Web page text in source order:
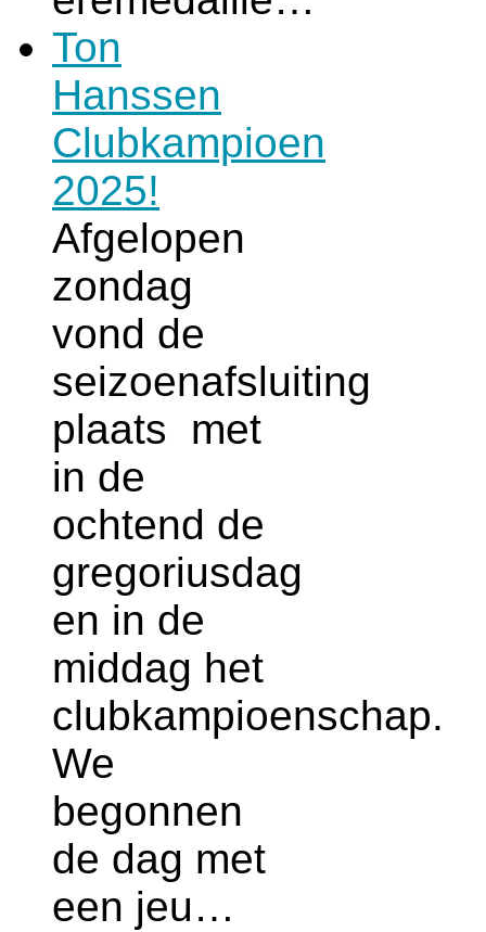
Ton
Hanssen
Clubkampioen
2025!
Afgelopen
zondag
vond de
seizoenafsluiting
plaats met
in de
ochtend de
gregoriusdag
en in de
middag het
clubkampioenschap.
We
begonnen
de dag met
een jeu…